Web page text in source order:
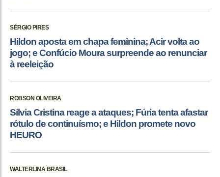
SÉRGIO PIRES
Hildon aposta em chapa feminina; Acir volta ao
jogo; e Confúcio Moura surpreende ao renunciar
à reeleição
ROBSON OLIVEIRA
Sílvia Cristina reage a ataques; Fúria tenta afastar
rótulo de continuísmo; e Hildon promete novo
HEURO
WALTERLINA BRASIL